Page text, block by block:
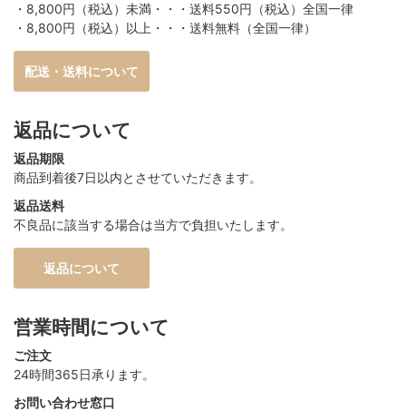
・8,800円（税込）未満・・・送料550円（税込）全国一律
・8,800円（税込）以上・・・送料無料（全国一律）
配送・送料について
返品について
返品期限
商品到着後7日以内とさせていただきます。
返品送料
不良品に該当する場合は当方で負担いたします。
返品について
営業時間について
ご注文
24時間365日承ります。
お問い合わせ窓口